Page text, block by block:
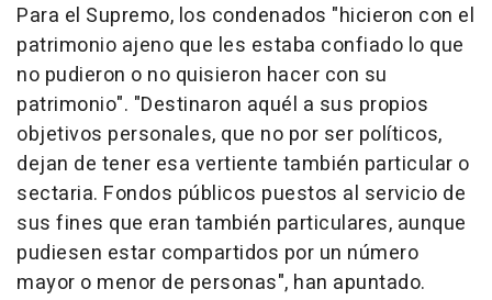
Para el Supremo, los condenados "hicieron con el
patrimonio ajeno que les estaba confiado lo que
no pudieron o no quisieron hacer con su
patrimonio". "Destinaron aquél a sus propios
objetivos personales, que no por ser políticos,
dejan de tener esa vertiente también particular o
sectaria. Fondos públicos puestos al servicio de
sus fines que eran también particulares, aunque
pudiesen estar compartidos por un número
mayor o menor de personas", han apuntado.